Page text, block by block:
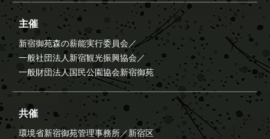
主催
新宿御苑森の薪能実行委員会／
一般社団法人新宿観光振興協会／
一般財団法人国民公園協会新宿御苑
共催
環境省新宿御苑管理事務所／新宿区